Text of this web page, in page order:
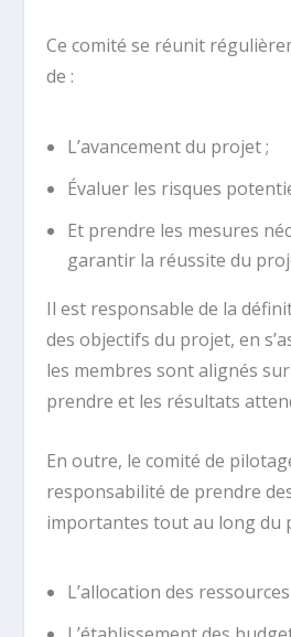
Ce comité se réunit
de :
L’avancement du projet ;
Évaluer les risques
Et prendre les mesures
garantir la réussite du
Il est responsable de la
des objectifs du projet, en
les membres sont alignés
prendre et les résultats
En outre, le comité de
responsabilité de prendre
importantes tout au long du
L’allocation des ressources